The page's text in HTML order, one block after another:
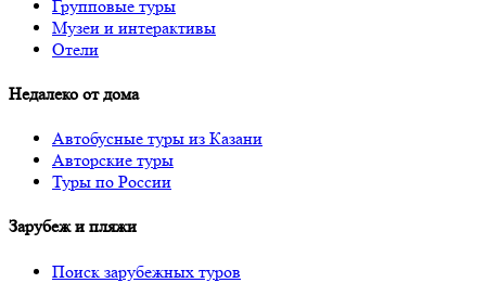
Групповые туры
Музеи и интерактивы
Отели
Недалеко от дома
Автобусные туры из Казани
Авторские туры
Туры по России
Зарубеж и пляжи
Поиск зарубежных туров